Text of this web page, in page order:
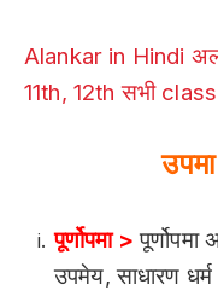
Alankar in Hindi
11th, 12th सभी
पूर्णोपमा >
उपमेय, साधारण